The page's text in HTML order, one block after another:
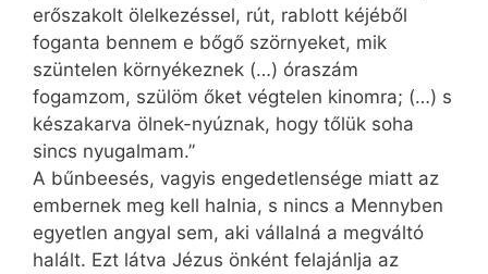
erőszakolt ölelkezéssel, rút, rablott kéjéből
foganta bennem e bőgő szörnyeket, mik
szüntelen környékeznek (…) óraszám
fogamzom, szülöm őket végtelen kinomra; (…) s
készakarva ölnek-nyúznak, hogy tőlük soha
sincs nyugalmam.”
A bűnbeesés, vagyis engedetlensége miatt az
embernek meg kell halnia, s nincs a Mennyben
egyetlen angyal sem, aki vállalná a megváltó
halált. Ezt látva Jézus önként felajánlja az